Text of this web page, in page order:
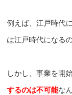
例えば、江戸時代
は江戸時代になる
しかし、事業を開
するのは不可能な